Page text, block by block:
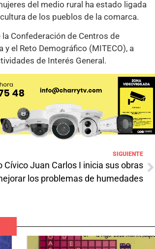
del medio rural ha estado ligada
de los pueblos de la comarca.
Confederación de Centros de
y el Reto Demográfico (MITECO), a
de Interés General.
SIGUIENTE
Cívico Juan Carlos I inicia sus obras
los problemas de humedades